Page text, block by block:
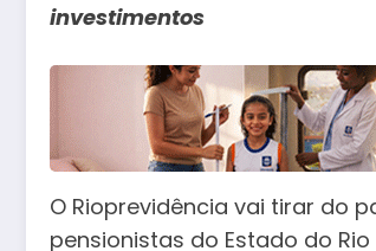
investimentos
O Rioprevidência vai tirar do
pensionistas do Estado do